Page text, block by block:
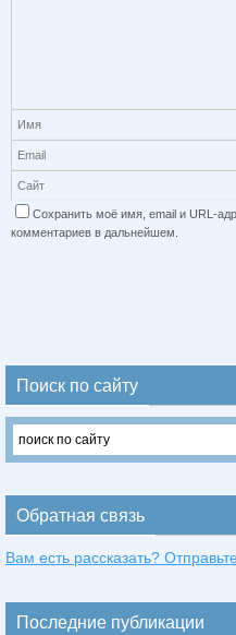
Сохранить моё имя, email и URL-
комментариев в дальнейшем.
Поиск по сайту
Обратная связь
Вам есть рассказать?
Последние публикации